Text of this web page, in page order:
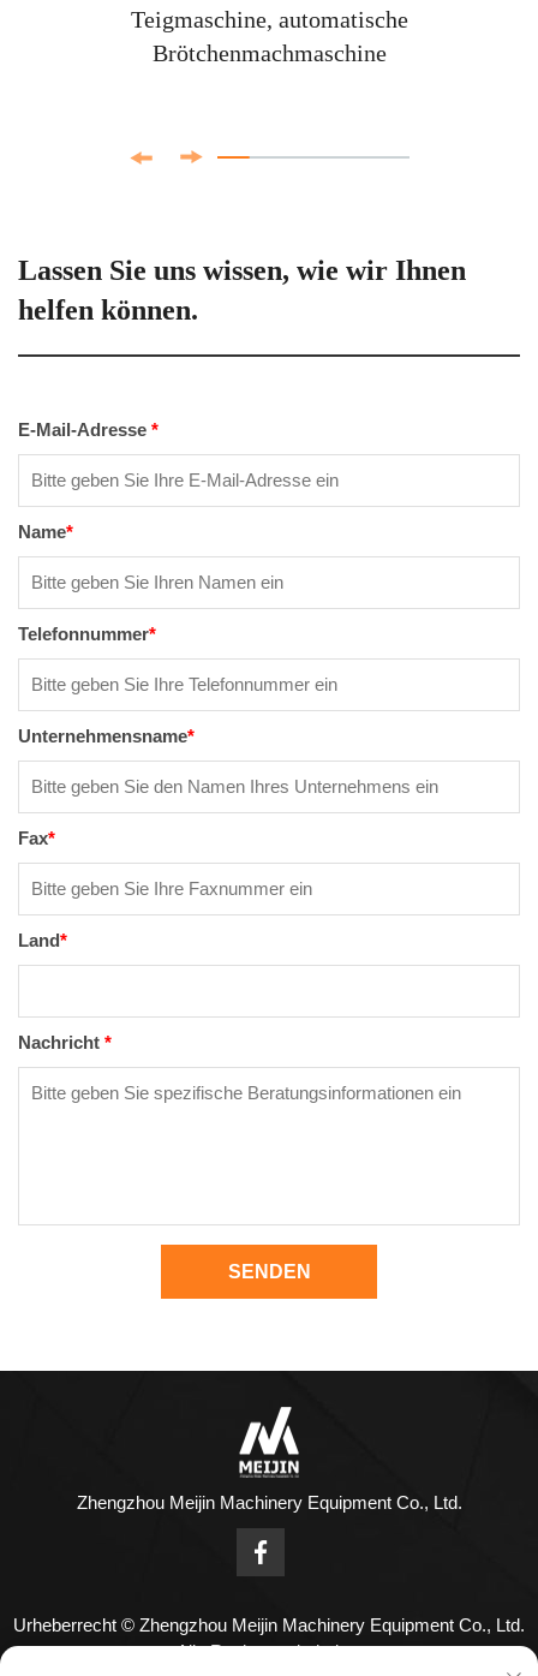
Teigmaschine, automatische
Brötchenmachmaschine
Lassen Sie uns wissen, wie wir Ihnen
helfen können.
E-Mail-Adresse *
Name*
Telefonnummer*
Unternehmensname*
Fax*
Land*
Nachricht *
SENDEN
Zhengzhou Meijin Machinery Equipment Co., Ltd.
Urheberrecht © Zhengzhou Meijin Machinery Equipment Co., Ltd.
Alle Rechte vorbehalten